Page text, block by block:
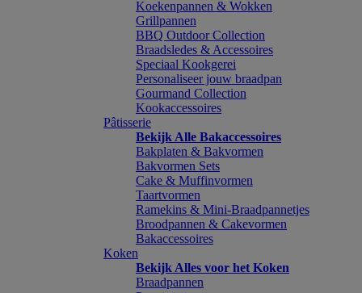
Koekenpannen & Wokken
Grillpannen
BBQ Outdoor Collection
Braadsledes & Accessoires
Speciaal Kookgerei
Personaliseer jouw braadpan
Gourmand Collection
Kookaccessoires
Pâtisserie
Bekijk Alle Bakaccessoires
Bakplaten & Bakvormen
Bakvormen Sets
Cake & Muffinvormen
Taartvormen
Ramekins & Mini-Braadpannetjes
Broodpannen & Cakevormen
Bakaccessoires
Koken
Bekijk Alles voor het Koken
Braadpannen